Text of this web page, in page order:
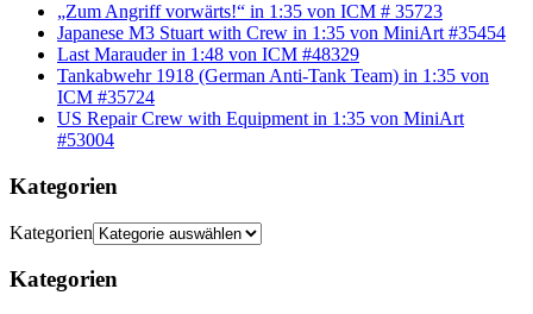
„Zum Angriff vorwärts!“ in 1:35 von ICM # 35723
Japanese M3 Stuart with Crew in 1:35 von MiniArt #35454
Last Marauder in 1:48 von ICM #48329
Tankabwehr 1918 (German Anti-Tank Team) in 1:35 von
ICM #35724
US Repair Crew with Equipment in 1:35 von MiniArt
#53004
Kategorien
Kategorien
Kategorien